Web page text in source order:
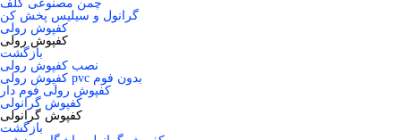
چمن مصنوعی گلف
گرانول و سیلیس پخش کن
کفپوش رولی
کفپوش رولی
بازگشت
نصب کفپوش رولی
کفپوش رولی pvc بدون فوم
کفپوش رولی فوم دار
کفپوش گرانولی
کفپوش گرانولی
بازگشت